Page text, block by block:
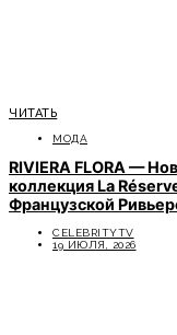
ЧИТАТЬ
МОДА
RIVIERA FLORA —
коллекция La
Французской
CELEBRITYTV
19 ИЮЛЯ, 2026